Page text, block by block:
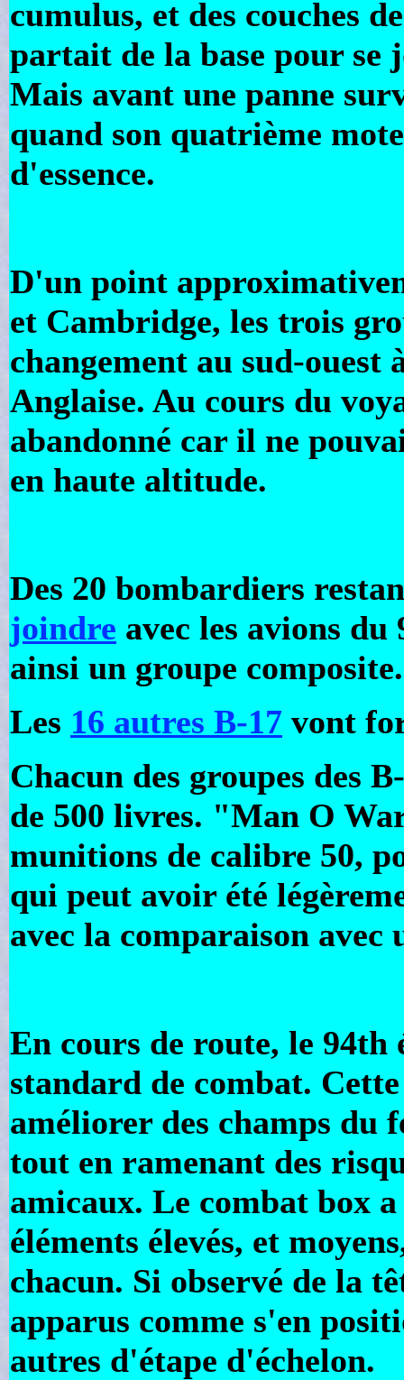
cumulus, et des couches
partait de la base pour se
Mais avant une panne
quand son quatrième
d'essence.
D'un point
et Cambridge, les trois
changement au sud-
Anglaise. Au cours du
abandonné car il ne
en haute altitude.
Des 20 bombardiers
joindre avec les avions
ainsi un groupe composite.
Les 16 autres B-17 vont
Chacun des groupes des
de 500 livres. "Man O
munitions de calibre 50,
qui peut avoir été
avec la comparaison
En cours de route, le 94th
standard de combat.
améliorer des champs du
tout en ramenant des
amicaux. Le combat box
éléments élevés, et
chacun. Si observé de la
apparus comme s'en
autres d'étape d'échelon.